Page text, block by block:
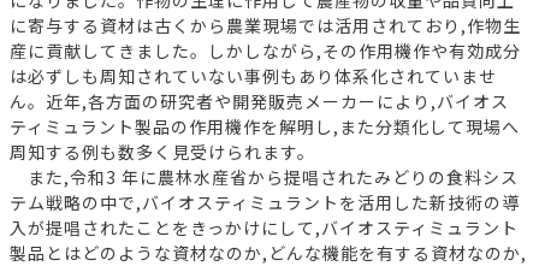
に寄与する資材は古くから農業現場では活用されており,作物生
産に貢献してきました。しかしながら,その作用機作や有効成分
は必ずしも周知されていない事例もあり体系化されていませ
ん。近年,各方面の研究者や開発販売メーカーにより,バイオス
ティミュラント製品の作用機作を解明し,また分類化して現場へ
周知する例も数多く見受けられます。
また,令和3 年に農林水産省から提唱されたみどりの食料シス
テム戦略の中で,バイオスティミュラントを活用した新技術の導
入が提唱されたことをきっかけにして,バイオスティミュラント
製品とはどのような資材なのか,どんな機能を有する資材なのか,